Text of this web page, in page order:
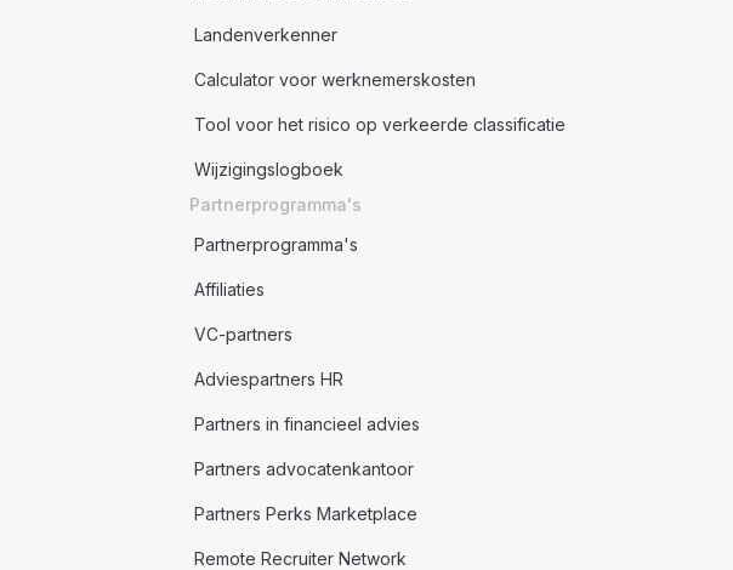
Landenverkenner
Calculator voor werknemerskosten
Tool voor het risico op verkeerde classificatie
Wijzigingslogboek
Partnerprogramma's
Partnerprogramma's
Affiliaties
VC-partners
Adviespartners HR
Partners in financieel advies
Partners advocatenkantoor
Partners Perks Marketplace
Remote Recruiter Network